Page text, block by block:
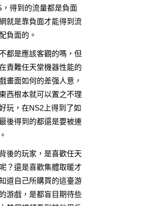
得到的流量都是負面
就是靠負面才能得到流
負面的。
都是應該客觀的嗎，但
責難任天堂機器性能的
畫面如何的差强人意，
西根本就可以置之不理
玩，在NS2上得到了如
後得到的都還是要被連
後的玩家，是喜歡任天
？還是喜歡集體取暖才
道自己所購買的這臺游
游戲，是都盲目期待些